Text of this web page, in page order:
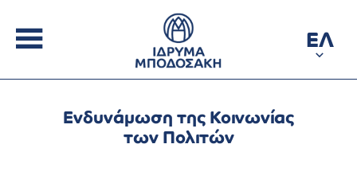
ΕΛ
Ενδυνάμωση της Κοινωνίας
των Πολιτών